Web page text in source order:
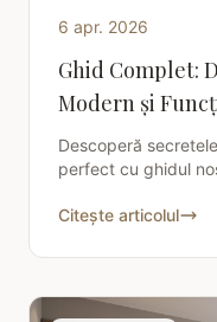
6 apr. 2026
Ghid Complet:
Modern și
Descoperă
perfect cu ghidul
Citește articolul